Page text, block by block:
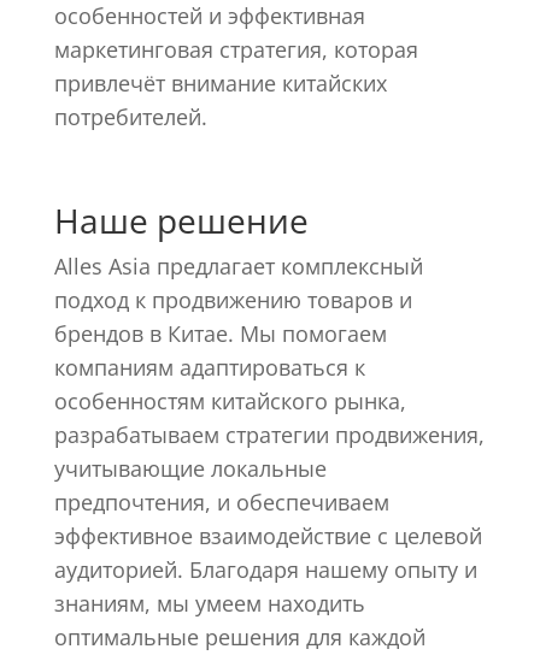
особенностей и эффективная
маркетинговая стратегия, которая
привлечёт внимание китайских
потребителей.
Наше решение
Alles Asia предлагает комплексный
подход к продвижению товаров и
брендов в Китае. Мы помогаем
компаниям адаптироваться к
особенностям китайского рынка,
разрабатываем стратегии продвижения,
учитывающие локальные
предпочтения, и обеспечиваем
эффективное взаимодействие с целевой
аудиторией. Благодаря нашему опыту и
знаниям, мы умеем находить
оптимальные решения для каждой